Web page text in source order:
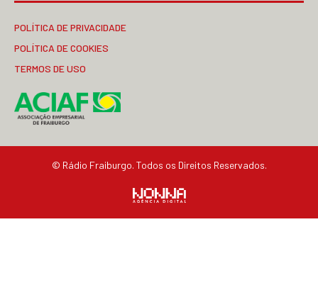
POLÍTICA DE PRIVACIDADE
POLÍTICA DE COOKIES
TERMOS DE USO
© Rádio Fraiburgo. Todos os Direitos Reservados.